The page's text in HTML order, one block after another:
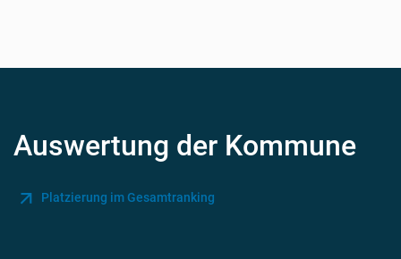
Auswertung der Kommune
Platzierung im Gesamtranking